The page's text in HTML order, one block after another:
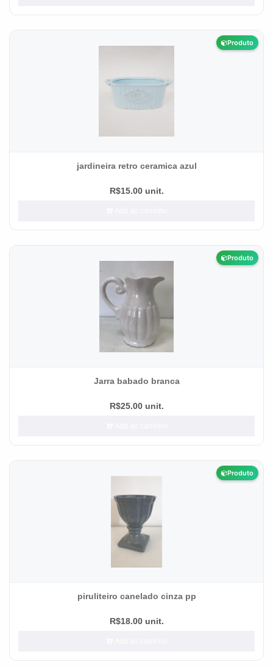
Produto
jardineira retro ceramica azul
R$15.00 unit.
Produto
Jarra babado branca
R$25.00 unit.
Produto
piruliteiro canelado cinza pp
R$18.00 unit.